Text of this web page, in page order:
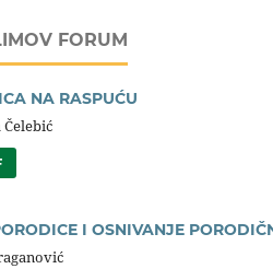
FORUM
NA RASPUĆU
I OSNIVANJE